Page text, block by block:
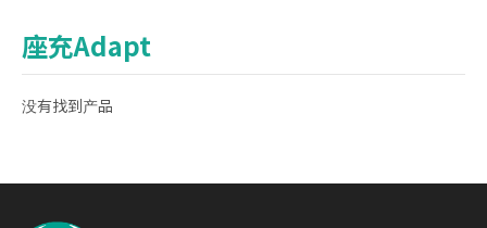
座充Adapt
没有找到产品